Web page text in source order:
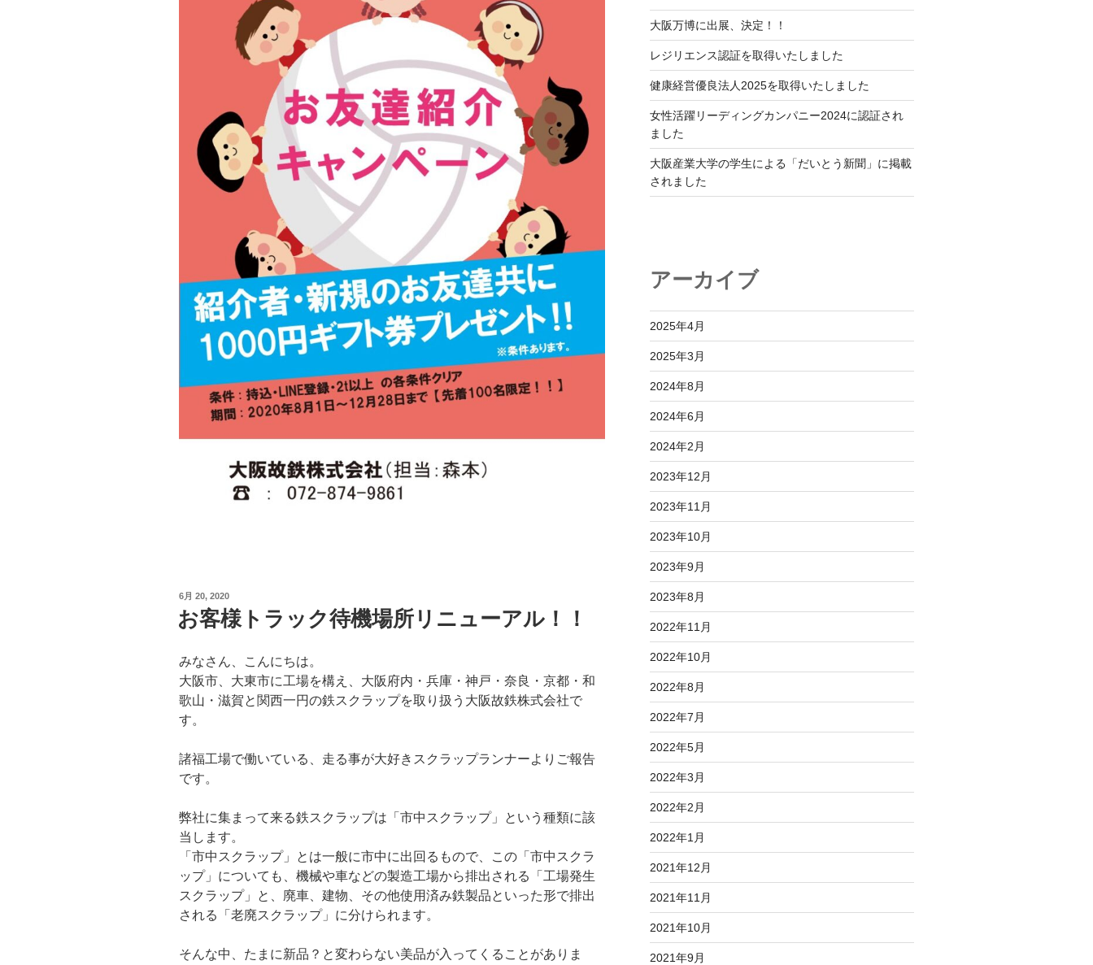
投
稿
日:
6月 20, 2020
お客様トラック待機場所リニューアル！！
みなさん、こんにちは。
大阪市、大東市に工場を構え、大阪府内・兵庫・神戸・奈良・京都・和
歌山・滋賀と関西一円の鉄スクラップを取り扱う大阪故鉄株式会社で
す。
諸福工場で働いている、走る事が大好きスクラップランナーよりご報告
です。
弊社に集まって来る鉄スクラップは「市中スクラップ」という種類に該
当します。
「市中スクラップ」とは一般に市中に出回るもので、この「市中スクラ
ップ」についても、機械や車などの製造工場から排出される「工場発生
スクラップ」と、廃車、建物、その他使用済み鉄製品といった形で排出
される「老廃スクラップ」に分けられます。
そんな中、たまに新品？と変わらない美品が入ってくることがありま
大阪万博に出展、決定！！
レジリエンス認証を取得いたしました
健康経営優良法人2025を取得いたしました
女性活躍リーディングカンパニー2024に認証され
ました
大阪産業大学の学生による「だいとう新聞」に掲載
されました
アーカイブ
2025年4月
2025年3月
2024年8月
2024年6月
2024年2月
2023年12月
2023年11月
2023年10月
2023年9月
2023年8月
2022年11月
2022年10月
2022年8月
2022年7月
2022年5月
2022年3月
2022年2月
2022年1月
2021年12月
2021年11月
2021年10月
2021年9月